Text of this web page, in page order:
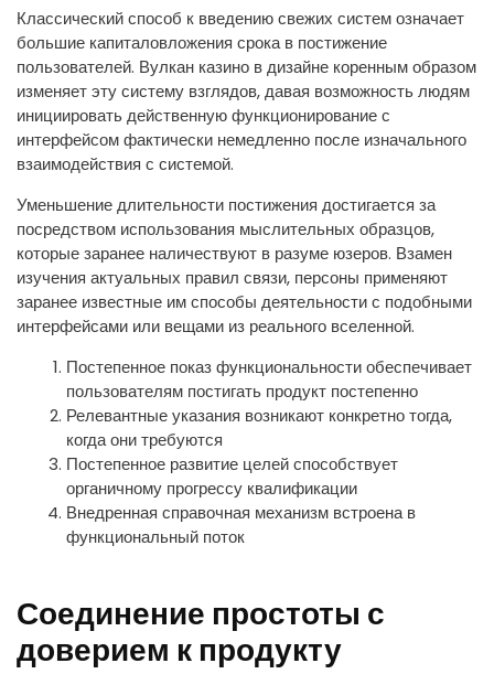
Классический способ к введению свежих систем означает
большие капиталовложения срока в постижение
пользователей. Вулкан казино в дизайне коренным образом
изменяет эту систему взглядов, давая возможность людям
инициировать действенную функционирование с
интерфейсом фактически немедленно после изначального
взаимодействия с системой.
Уменьшение длительности постижения достигается за
посредством использования мыслительных образцов,
которые заранее наличествуют в разуме юзеров. Взамен
изучения актуальных правил связи, персоны применяют
заранее известные им способы деятельности с подобными
интерфейсами или вещами из реального вселенной.
Постепенное показ функциональности обеспечивает
пользователям постигать продукт постепенно
Релевантные указания возникают конкретно тогда,
когда они требуются
Постепенное развитие целей способствует
органичному прогрессу квалификации
Внедренная справочная механизм встроена в
функциональный поток
Соединение простоты с
доверием к продукту